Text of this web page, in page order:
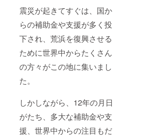
震災が起きてすぐは、国か
らの補助金や支援が多く投
下され、荒浜を復興させる
ために世界中からたくさん
の方々がこの地に集いまし
た。
しかしながら、12年の月日
がたち、多大な補助金や支
援、世界中からの注目もだ